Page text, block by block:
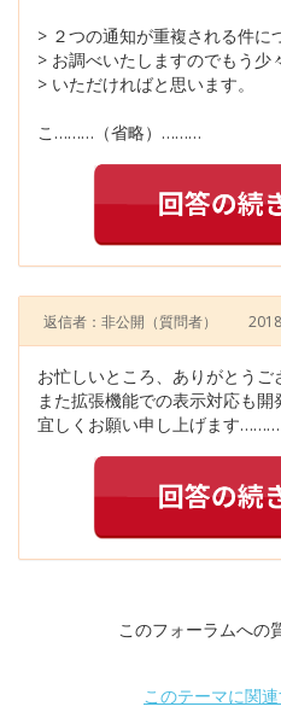
> ２つの通知が重複される件に
> お調べいたしますのでもう少
> いただければと思います。
こ………（省略）………
返信者：非公開 （質問者）
お忙しいところ、ありがとうご
また拡張機能での表示対応も
宜しくお願い申し上げます
このフォーラムへの
このテーマに関